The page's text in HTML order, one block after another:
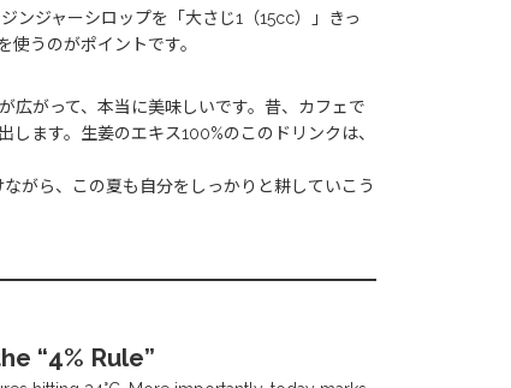
ンジャーシロップを「大さじ1（15cc）」きっ
うのがポイントです。
広がって、本当に美味しいです。昔、カフェで
ます。生姜のエキス100%のこのドリンクは、
がら、この夏も自分をしっかりと耕していこう
“4% Rule”